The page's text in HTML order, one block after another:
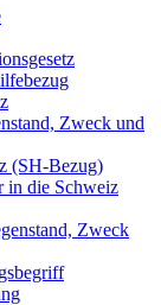
Zweck und
(SH-Bezug)
in die Schweiz
Zweck